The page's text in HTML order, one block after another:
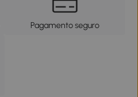
Pagamento seguro